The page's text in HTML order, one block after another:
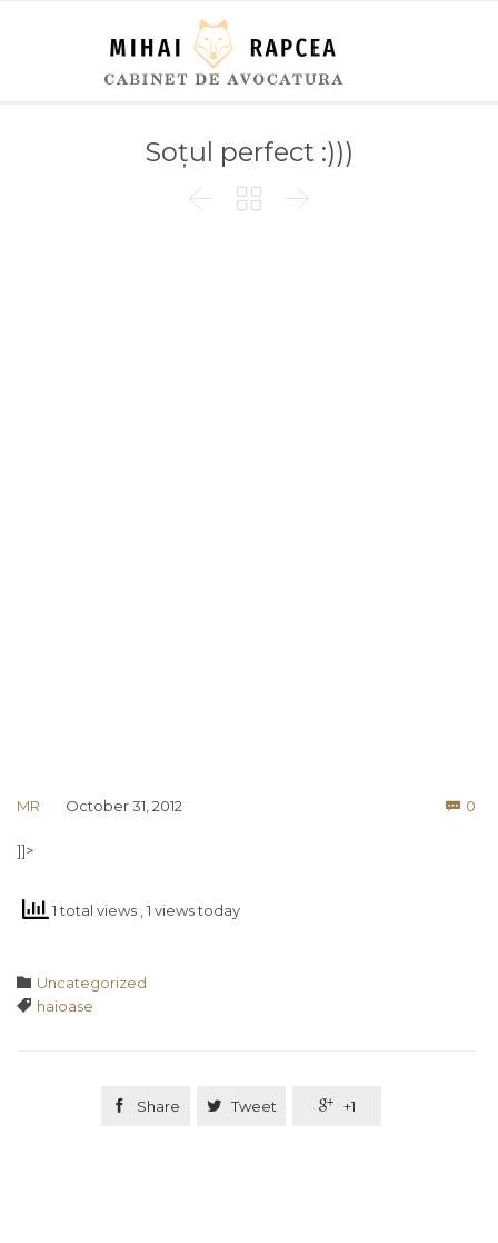
Soțul perfect :)))
  
MR October 31, 2012  0
]]>
1 total views , 1 views today
 Category
Uncategorized
 Tags
haioase
 Share  Tweet  +1